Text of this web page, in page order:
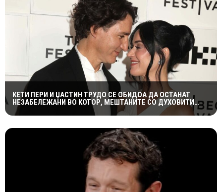
КЕТИ ПЕРИ И ЏАСТИН ТРУДО СЕ ОБИДОА ДА ОСТАНАТ
НЕЗАБЕЛЕЖАНИ ВО КОТОР, МЕШТАНИТЕ СО ДУХОВИТИ
РЕАКЦИИ: „НИКОЈ НЕ БИ ГИ ПРЕПОЗНАЛ“